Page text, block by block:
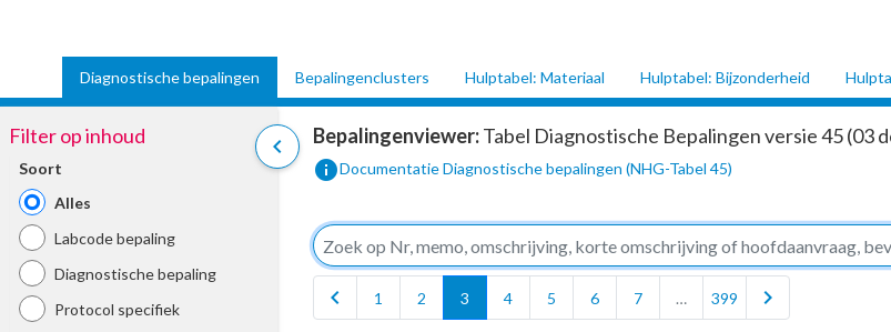
Diagnostische bepalingen Bepalingenclusters Hulptabel: Materiaal Hulptabel: Bijzonderheid
chevron_left
Filter op inhoud
Soort
Alles
Labcode bepaling
Diagnostische bepaling
Protocol specifiek
Bepalingenviewer:Tabel Diagnostische Bepalingen versie 45 (03
infoDocumentatie Diagnostische bepalingen (NHG-Tabel 45)
chevron_left
1 2 3 4 5 6 7 … 399 chevron_right